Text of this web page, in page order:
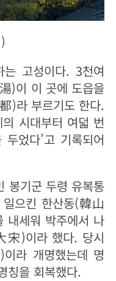
고성이다. 3천여
)이 이 곳에 도읍을
)라 부르기도 한다.
시대부터 여덟 번
었다’고 기록되어
봉기군 두령 유복통
으킨 한산동(韓山
세워 박주에서 나
宋)이라 했다. 당시
라 개명했는데 명
칭을 회복했다.